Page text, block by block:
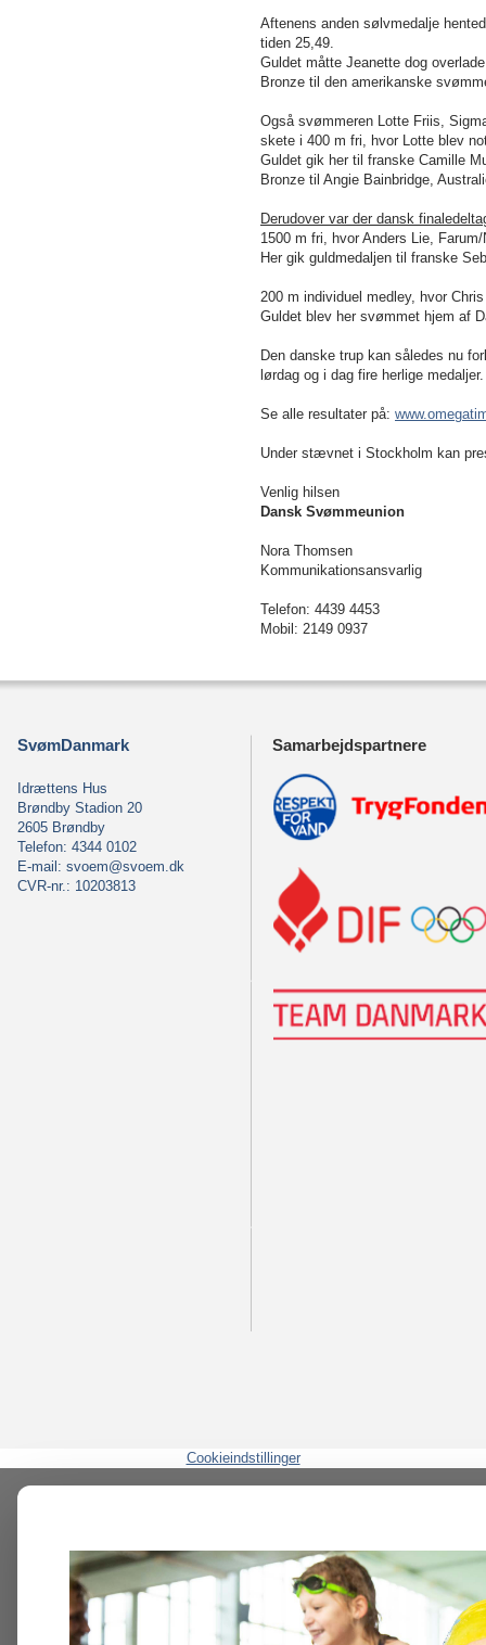
Aftenens anden sølvmedalje
tiden 25,49.
Guldet måtte Jeanette dog
Bronze til den amerikanske
Også svømmeren Lotte Friis,
skete i 400 m fri, hvor Lotte blev
Guldet gik her til franske Camille
Bronze til Angie Bainbridge,
Derudover var der dansk
1500 m fri, hvor Anders Lie,
Her gik guldmedaljen til franske
200 m individuel medley, hvor
Guldet blev her svømmet hjem af
Den danske trup kan således nu
lørdag og i dag fire herlige medaljer.
Se alle resultater på:
Under stævnet i Stockholm kan
Venlig hilsen
Dansk Svømmeunion
Nora Thomsen
Kommunikationsansvarlig
Telefon: 4439 4453
Mobil: 2149 0937
SvømDanmark
Idrættens Hus
Brøndby Stadion 20
2605 Brøndby
Telefon: 4344 0102
E-mail: svoem@svoem.dk
CVR-nr.: 10203813
Samarbejdspartnere
Cookieindstillinger